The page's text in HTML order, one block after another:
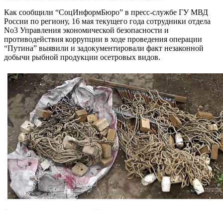
Как сообщили “СоцИнформБюро” в пресс-службе ГУ МВД
России по региону, 16 мая текущего года сотрудники отдела
No3 Управления экономической безопасности и
противодействия коррупции в ходе проведения операции
“Путина” выявили и задокументировали факт незаконной
добычи рыбной продукции осетровых видов.